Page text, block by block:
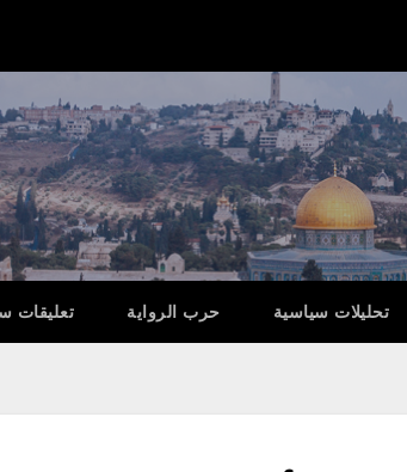
تحليلات سياسية حرب الرواية تعليقات